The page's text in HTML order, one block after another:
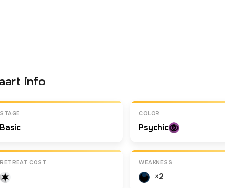
info
STAGE
Basic
COLOR
Psychic
RETREAT COST WEAKNESS
×2